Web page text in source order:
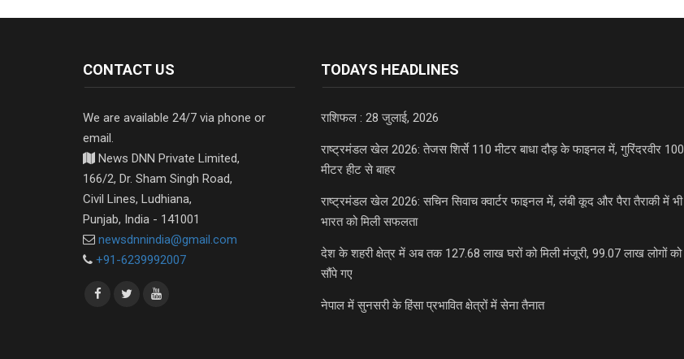
CONTACT US
We are available 24/7 via phone or
email.
News DNN Private Limited,
166/2, Dr. Sham Singh Road,
Civil Lines, Ludhiana,
Punjab, India - 141001
newsdnnindia@gmail.com
+91-6239992007
TODAYS HEADLINES
राशिफल : 28 जुलाई, 2026
राष्ट्रमंडल खेल 2026: तेजस शिर्से 110 मीटर बाधा दौड़ के फाइनल में, गुरिंदरवीर 100
मीटर हीट से बाहर
राष्ट्रमंडल खेल 2026: सचिन सिवाच क्वार्टर फाइनल में, लंबी कूद और पैरा तैराकी में भी
भारत को मिली सफलता
देश के शहरी क्षेत्र में अब तक 127.68 लाख घरों को मिली मंजूरी, 99.07 लाख लोगों को
सौंपे गए
नेपाल में सुनसरी के हिंसा प्रभावित क्षेत्रों में सेना तैनात